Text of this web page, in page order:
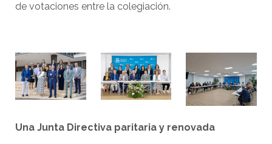
de votaciones entre la colegiación.
Una Junta Directiva paritaria y renovada